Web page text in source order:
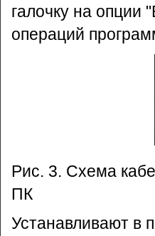
галочку на опции
операций
Рис. 3. Схема
ПК
Устанавливают в